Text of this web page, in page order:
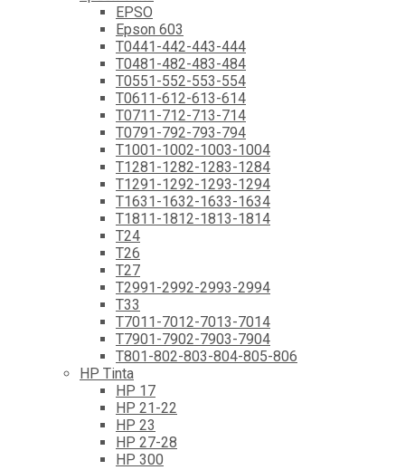
EPSO
Epson 603
T0441-442-443-444
T0481-482-483-484
T0551-552-553-554
T0611-612-613-614
T0711-712-713-714
T0791-792-793-794
T1001-1002-1003-1004
T1281-1282-1283-1284
T1291-1292-1293-1294
T1631-1632-1633-1634
T1811-1812-1813-1814
T24
T26
T27
T2991-2992-2993-2994
T33
T7011-7012-7013-7014
T7901-7902-7903-7904
T801-802-803-804-805-806
HP Tinta
HP 17
HP 21-22
HP 23
HP 27-28
HP 300